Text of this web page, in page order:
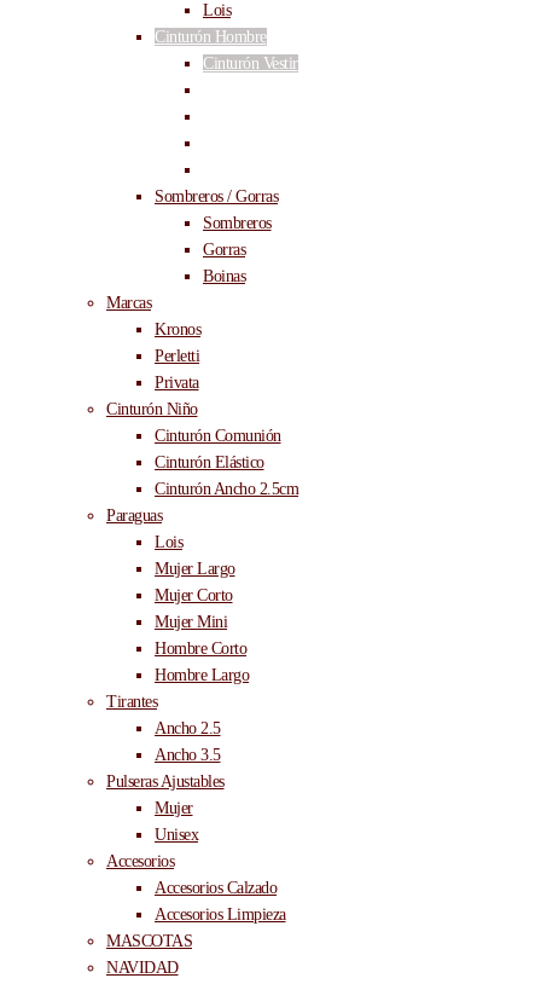
Lois
Cinturón Hombre
Cinturón Vestir
Sombreros / Gorras
Sombreros
Gorras
Boinas
Marcas
Kronos
Perletti
Privata
Cinturón Niño
Cinturón Comunión
Cinturón Elástico
Cinturón Ancho 2.5cm
Paraguas
Lois
Mujer Largo
Mujer Corto
Mujer Mini
Hombre Corto
Hombre Largo
Tirantes
Ancho 2.5
Ancho 3.5
Pulseras Ajustables
Mujer
Unisex
Accesorios
Accesorios Calzado
Accesorios Limpieza
MASCOTAS
NAVIDAD